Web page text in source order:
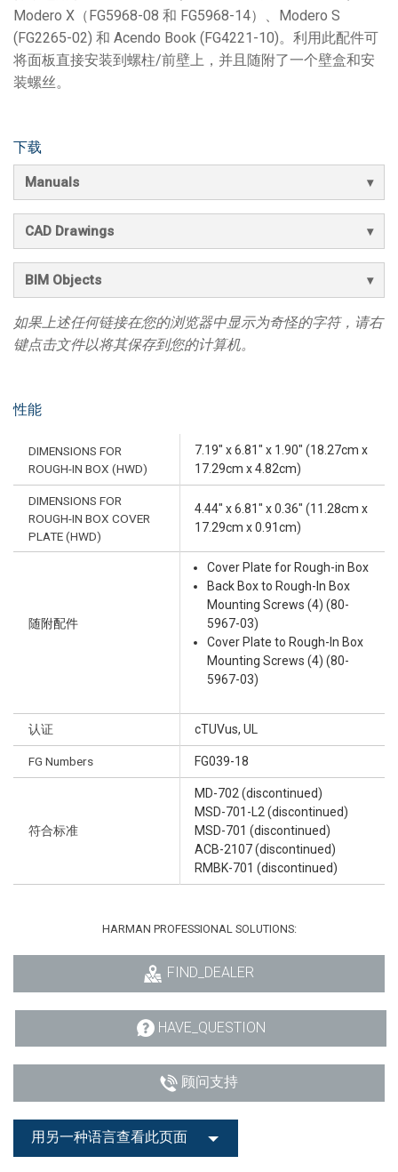
Modero X（FG5968-08 和 FG5968-14）、Modero S
(FG2265-02) 和 Acendo Book (FG4221-10)。利用此配件可
将面板直接安装到螺柱/前壁上，并且随附了一个壁盒和安
装螺丝。
下载
Manuals
CAD Drawings
BIM Objects
如果上述任何链接在您的浏览器中显示为奇怪的字符，请右
键点击文件以将其保存到您的计算机。
性能
DIMENSIONS FOR
ROUGH-IN BOX (HWD)
7.19" x 6.81" x 1.90" (18.27cm x
17.29cm x 4.82cm)
DIMENSIONS FOR
ROUGH-IN BOX COVER
PLATE (HWD)
4.44" x 6.81" x 0.36" (11.28cm x
17.29cm x 0.91cm)
随附配件
Cover Plate for Rough-in Box
Back Box to Rough-In Box
Mounting Screws (4) (80-
5967-03)
Cover Plate to Rough-In Box
Mounting Screws (4) (80-
5967-03)
认证 cTUVus, UL
FG Numbers FG039-18
符合标准
MD-702 (discontinued)
MSD-701-L2 (discontinued)
MSD-701 (discontinued)
ACB-2107 (discontinued)
RMBK-701 (discontinued)
HARMAN PROFESSIONAL SOLUTIONS:
FIND_DEALER
HAVE_QUESTION
顾问支持
用另一种语言查看此页面